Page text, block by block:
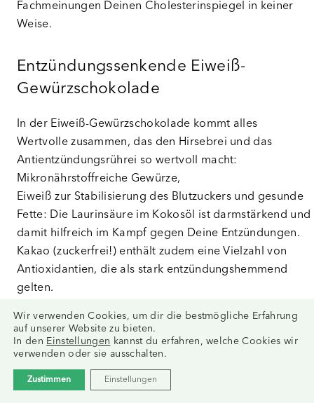
Fachmeinungen Deinen Cholesterinspiegel in keiner
Weise.
Entzündungssenkende Eiweiß-
Gewürzschokolade
In der Eiweiß-Gewürzschokolade kommt alles
Wertvolle zusammen, das den Hirsebrei und das
Antientzündungsrührei so wertvoll macht:
Mikronährstoffreiche Gewürze,
Eiweiß zur Stabilisierung des Blutzuckers und gesunde
Fette: Die Laurinsäure im Kokosöl ist darmstärkend und
damit hilfreich im Kampf gegen Deine Entzündungen.
Kakao (zuckerfrei!) enthält zudem eine Vielzahl von
Antioxidantien, die als stark entzündungshemmend
gelten.
Natürliche Entzündungshemmer:
Die Top 5 Nährstoffe
Wir verwenden Cookies, um dir die bestmögliche Erfahrung
auf unserer Website zu bieten.
In den Einstellungen kannst du erfahren, welche Cookies wir
verwenden oder sie ausschalten.
Zustimmen Einstellungen